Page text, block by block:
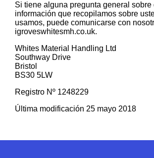
Si tiene alguna pregunta general sobre
información que recopilamos sobre
usamos, puede comunicarse con
igroveswhitesmh.co.uk.
Whites Material Handling Ltd
Southway Drive
Bristol
BS30 5LW
Registro Nº 1248229
Última modificación 25 mayo 2018